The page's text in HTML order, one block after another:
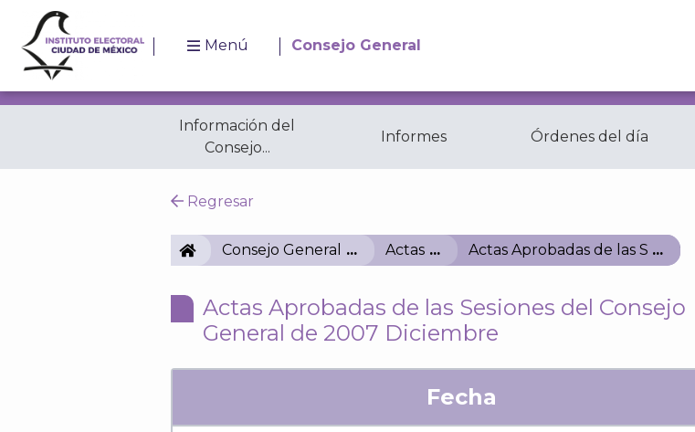
Menú Consejo General
Información del
Consejo...
Informes Órdenes del día
Resoluciones
Regresar
IECMConsejo General Actas Actas Aprobadas de las
Actas Aprobadas de las Sesiones del Consejo
General de 2007 Diciembre
Fecha